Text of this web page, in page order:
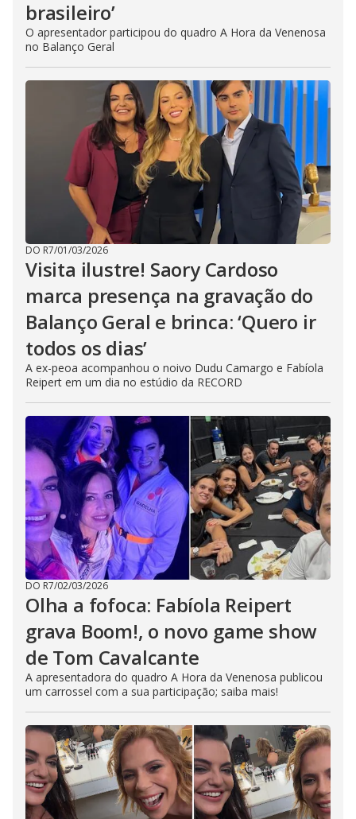
brasileiro’
O apresentador participou do quadro A Hora da Venenosa
no Balanço Geral
DO R7/01/03/2026
Visita ilustre! Saory Cardoso
marca presença na gravação do
Balanço Geral e brinca: ‘Quero ir
todos os dias’
A ex-peoa acompanhou o noivo Dudu Camargo e Fabíola
Reipert em um dia no estúdio da RECORD
DO R7/02/03/2026
Olha a fofoca: Fabíola Reipert
grava Boom!, o novo game show
de Tom Cavalcante
A apresentadora do quadro A Hora da Venenosa publicou
um carrossel com a sua participação; saiba mais!